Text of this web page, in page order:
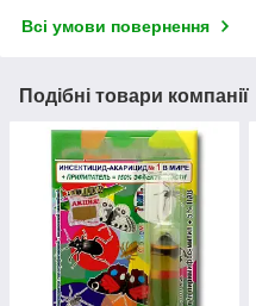
Всі умови повернення
Подібні товари компанії